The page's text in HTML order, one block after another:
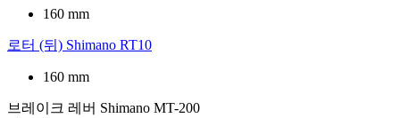
160 mm
로터 (뒤) Shimano RT10
160 mm
브레이크 레버 Shimano MT-200